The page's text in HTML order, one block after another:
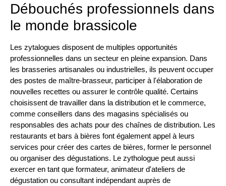
Débouchés professionnels dans
le monde brassicole
Les zytalogues disposent de multiples opportunités
professionnelles dans un secteur en pleine expansion. Dans
les brasseries artisanales ou industrielles, ils peuvent occuper
des postes de maître-brasseur, participer à l'élaboration de
nouvelles recettes ou assurer le contrôle qualité. Certains
choisissent de travailler dans la distribution et le commerce,
comme conseillers dans des magasins spécialisés ou
responsables des achats pour des chaînes de distribution. Les
restaurants et bars à bières font également appel à leurs
services pour créer des cartes de bières, former le personnel
ou organiser des dégustations. Le zythologue peut aussi
exercer en tant que formateur, animateur d'ateliers de
dégustation ou consultant indépendant auprès de